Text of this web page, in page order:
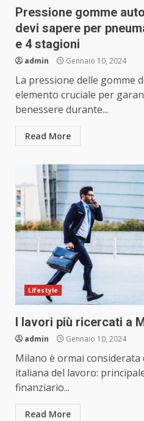
Pressione gomme
devi sapere per
e 4 stagioni
admin Gennaio 10, 2024
La pressione delle gomme
elemento cruciale per
benessere durante...
Read More
Lifestyle
I lavori più ricercati a
admin Gennaio 10, 2024
Milano è ormai
italiana del lavoro:
finanziario...
Read More